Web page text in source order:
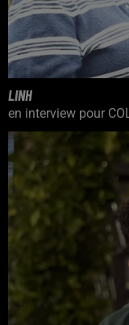
LINH
en interview pour